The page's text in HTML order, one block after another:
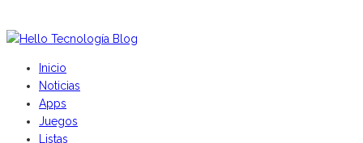
Inicio
Noticias
Apps
Juegos
Listas